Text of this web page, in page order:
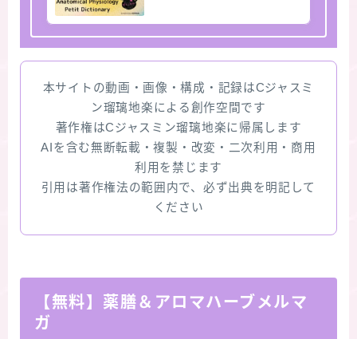
本サイトの動画・画像・構成・記録はCジャスミ
ン瑠璃地楽による創作空間です
著作権はCジャスミン瑠璃地楽に帰属します
AIを含む無断転載・複製・改変・二次利用・商用
利用を禁じます
引用は著作権法の範囲内で、必ず出典を明記して
ください
【無料】薬膳＆アロマハーブメルマ
ガ